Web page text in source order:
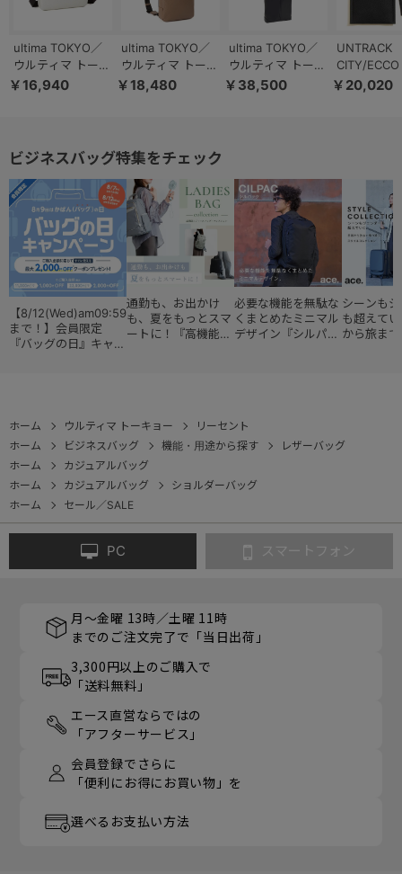
ultima TOKYO／
ウルティマ トーキ
ョー リーセント
￥16,940
ultima TOKYO／
ウルティマ トーキ
ョー リーセント
￥18,480
ultima TOKYO／
ウルティマ トーキ
ョー バート ショ
￥38,500
UNTRACK
CITY/
ルダーバッ
￥20,020
ビジネスバッグ特集をチェック
【8/12(Wed)am09:59
まで！】会員限定
『バッグの日』キャン
通勤も、お出かけ
も、夏をもっとスマ
ートに！『高機能レ
必要な機能を無駄な
くまとめたミニマル
デザイン『シルパッ
シーンも
も超えて
から旅ま
ホーム ウルティマ トーキョー
リーセント
ホーム
ビジネスバッグ 機能・用途から探す
レザーバッグ
ホーム
カジュアルバッグ
ホーム
カジュアルバッグ
ショルダーバッグ
ホーム
セール／SALE
PC スマートフォン
月～金曜 13時／土曜 11時
までのご注文完了で「当日出荷」
3,300円以上のご購入で
「送料無料」
エース直営ならではの
「アフターサービス」
会員登録でさらに
「便利にお得にお買い物」を
選べるお支払い方法